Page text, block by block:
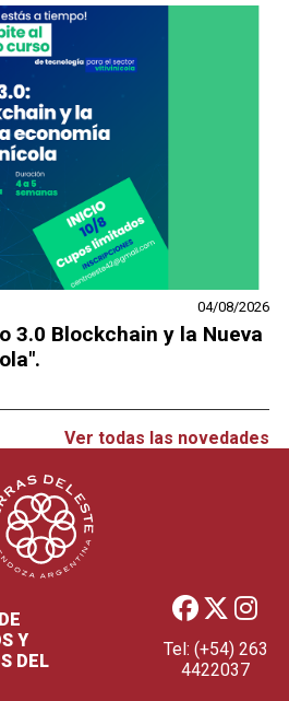
04/08/2026
3.0 Blockchain y la Nueva
Ver todas las novedades
Y
DEL
Tel: (+54) 263
4422037